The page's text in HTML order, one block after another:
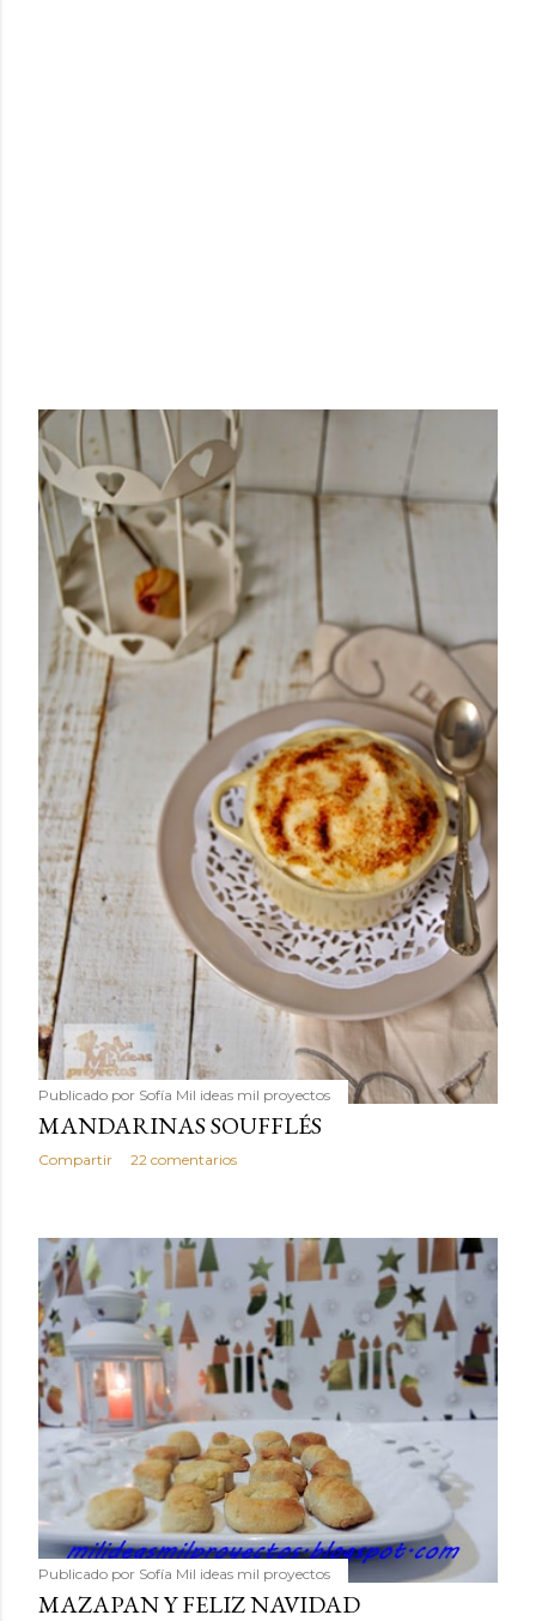
Publicado por Sofía Mil ideas mil proyectos
MANDARINAS SOUFFLÉS
Compartir 22 comentarios
Publicado por Sofía Mil ideas mil proyectos
MAZAPAN Y FELIZ NAVIDAD